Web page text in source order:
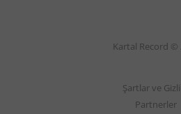
Kartal Record ©
Şartlar ve
Partnerler